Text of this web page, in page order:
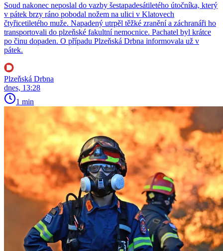
Soud nakonec neposlal do vazby šestapadesátiletého útočníka, který
v pátek brzy ráno pobodal nožem na ulici v Klatovech
čtyřicetiletého muže. Napadený utrpěl těžké zranění a záchranáři ho
transportovali do plzeňské fakultní nemocnice. Pachatel byl krátce
po činu dopaden. O případu Plzeňská Drbna informovala už v
pátek.
Plzeňská Drbna
dnes, 13:28
1 min